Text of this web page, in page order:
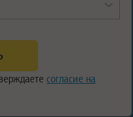
согласие на